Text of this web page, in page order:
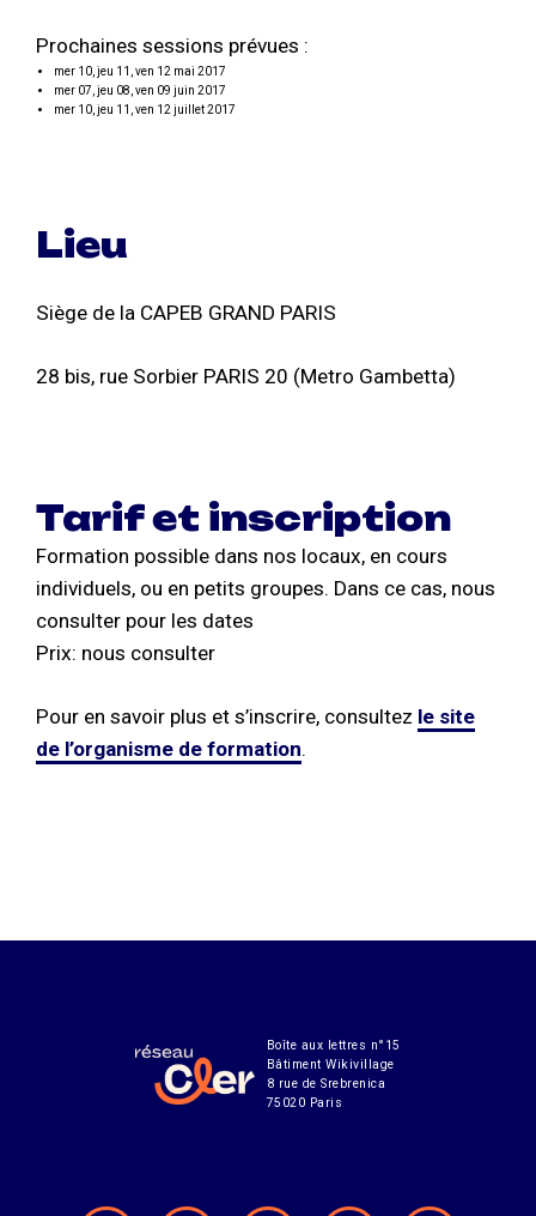
Prochaines sessions prévues :
mer 10, jeu 11, ven 12 mai 2017
mer 07, jeu 08, ven 09 juin 2017
mer 10, jeu 11, ven 12 juillet 2017
Lieu
Siège de la CAPEB GRAND PARIS
28 bis, rue Sorbier PARIS 20 (Metro Gambetta)
Tarif et inscription
Formation possible dans nos locaux, en cours
individuels, ou en petits groupes. Dans ce cas, nous
consulter pour les dates
Prix: nous consulter
Pour en savoir plus et s’inscrire, consultez le site
de l’organisme de formation.
Boîte aux lettres n°15
Bâtiment Wikivillage
8 rue de Srebrenica
75020 Paris